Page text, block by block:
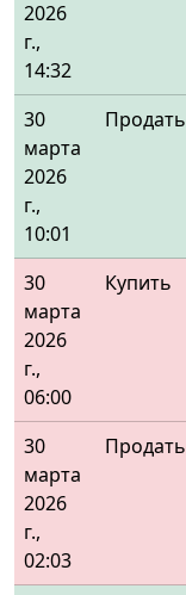
2026
г.,
14:32
30
марта
2026
г.,
10:01
Продать
30
марта
2026
г.,
06:00
Купить
30
марта
2026
г.,
02:03
Продать